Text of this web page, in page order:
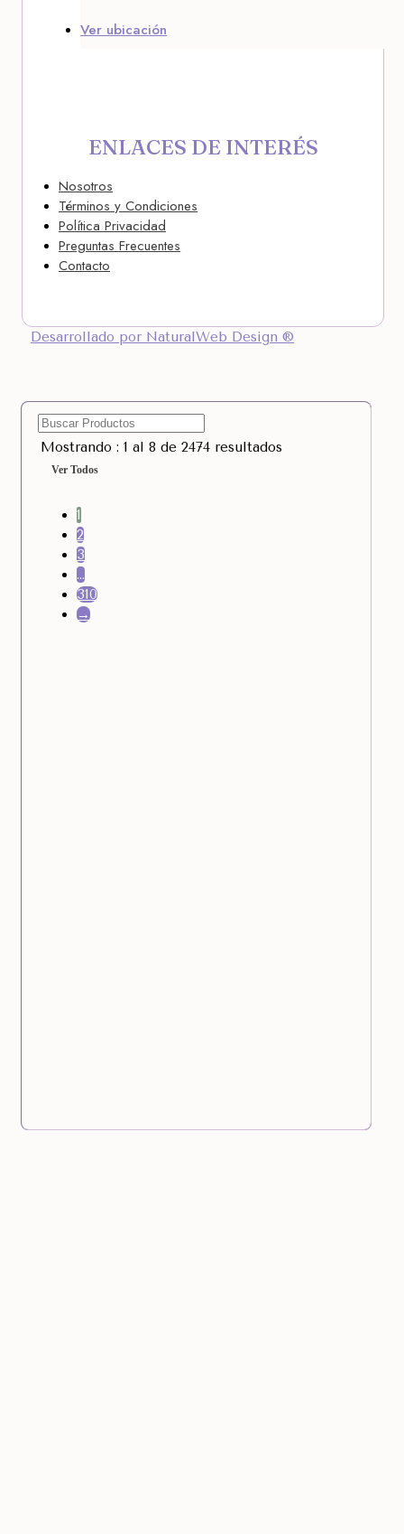
Ver ubicación
ENLACES DE INTERÉS
Nosotros
Términos y Condiciones
Política Privacidad
Preguntas Frecuentes
Contacto
Desarrollado por NaturalWeb Design ®
Mostrando : 1 al 8 de 2474 resultados
Ver Todos
1
2
3
…
310
→